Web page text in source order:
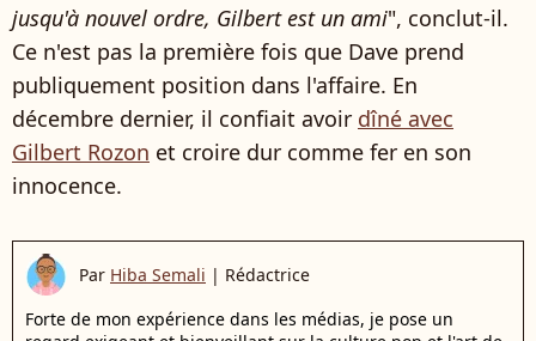
jusqu'à nouvel ordre, Gilbert est un ami", conclut-il.
Ce n'est pas la première fois que Dave prend
publiquement position dans l'affaire. En
décembre dernier, il confiait avoir dîné avec
Gilbert Rozon et croire dur comme fer en son
innocence.
Par Hiba Semali | Rédactrice
Forte de mon expérience dans les médias, je pose un